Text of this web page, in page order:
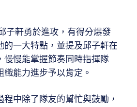
子軒勇於進攻，有得分爆發
的一大特點，並提及邱子軒在
慢慢能掌握節奏同時指揮隊
織能力進步予以肯定。
中除了隊友的幫忙與鼓勵，